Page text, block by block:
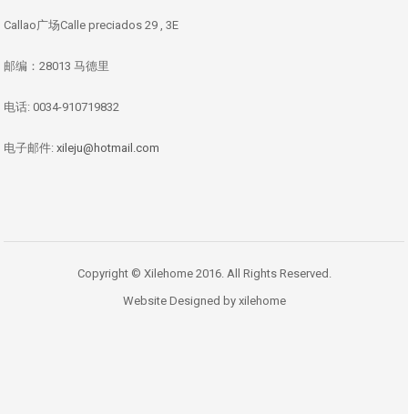
Callao广场Calle preciados 29 , 3E
邮编：28013 马德里
电话: 0034-910719832
电子邮件: xileju@hotmail.com
Copyright © Xilehome 2016. All Rights Reserved.
Website Designed by xilehome